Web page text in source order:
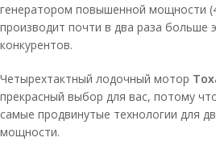
генератором повышенной мощности
производит почти в два раза больше
конкурентов.
Четырехтактный лодочный мотор
прекрасный выбор для вас, потому
самые продвинутые технологии для
мощности.